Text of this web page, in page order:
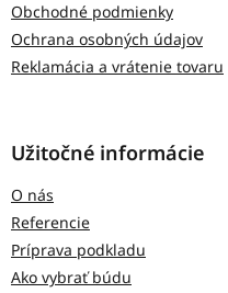
Obchodné podmienky
Ochrana osobných údajov
Reklamácia a vrátenie tovaru
Užitočné informácie
O nás
Referencie
Príprava podkladu
Ako vybrať búdu